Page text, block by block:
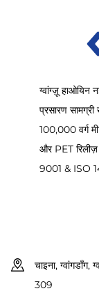
ग्वांग्ज़ू हाओयिन
प्रसारण
100,000 वर्ग
और PET रिलीज़
9001 & ISO
चाइना,
309